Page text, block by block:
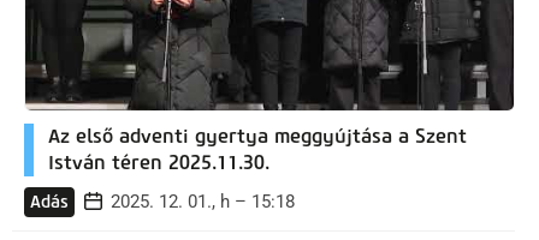
Az első adventi gyertya meggyújtása a Szent
István téren 2025.11.30.
Adás 2025. 12. 01., h – 15:18